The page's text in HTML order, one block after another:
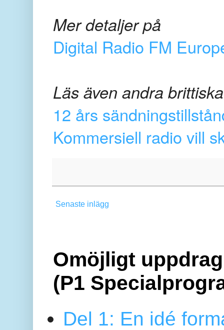
Mer detaljer på
Digital Radio FM
Läs även andra
12 års
Kommersiell radio vill
Senaste inlägg
Omöjligt
(P1
Del 1: En idé